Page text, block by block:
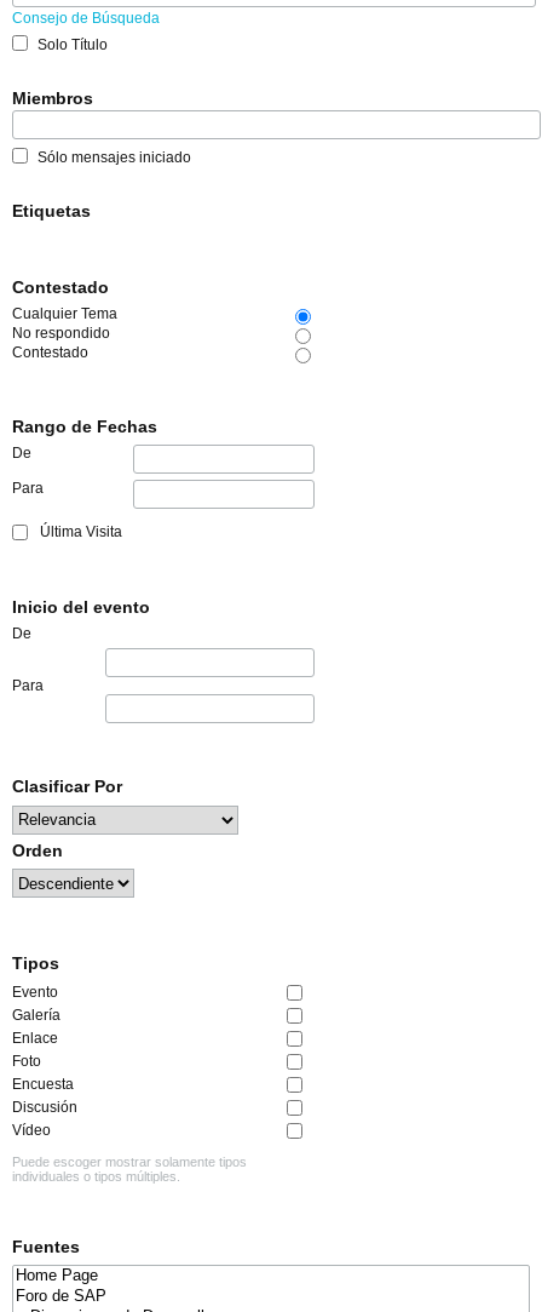
Consejo de Búsqueda
Solo Título
Miembros
Sólo mensajes iniciado
Etiquetas
Contestado
Cualquier Tema
No respondido
Contestado
Rango de Fechas
De
Para
Última Visita
Inicio del evento
De
Para
Clasificar Por
Orden
Tipos
Evento
Galería
Enlace
Foto
Encuesta
Discusión
Vídeo
Puede escoger mostrar solamente tipos
individuales o tipos múltiples.
Fuentes